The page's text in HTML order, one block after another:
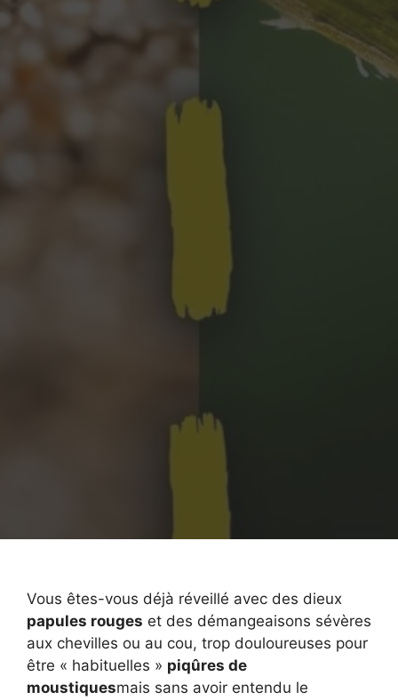
Vous êtes-vous déjà réveillé avec des dieux
papules rouges et des démangeaisons sévères
aux chevilles ou au cou, trop douloureuses pour
être « habituelles » piqûres de
moustiquesmais sans avoir entendu le